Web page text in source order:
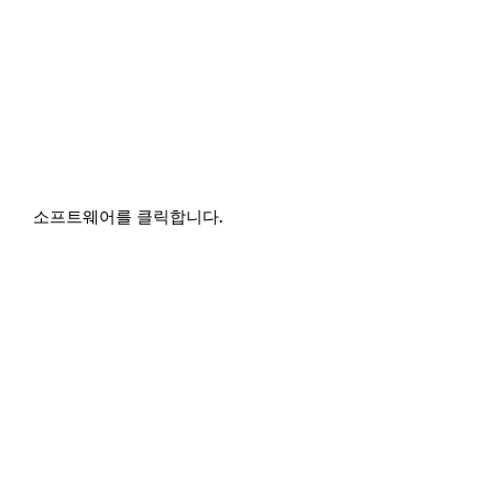
소프트웨어를 클릭합니다.